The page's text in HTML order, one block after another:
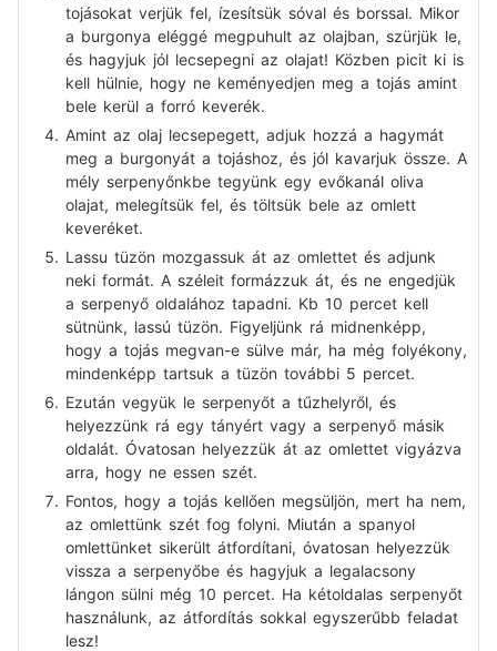
tojásokat verjük fel, ízesítsük sóval és borssal. Mikor
a burgonya eléggé megpuhult az olajban, szürjük le,
és hagyjuk jól lecsepegni az olajat! Közben picit ki is
kell hülnie, hogy ne keményedjen meg a tojás amint
bele kerül a forró keverék.
Amint az olaj lecsepegett, adjuk hozzá a hagymát
meg a burgonyát a tojáshoz, és jól kavarjuk össze. A
mély serpenyőnkbe tegyünk egy evőkanál oliva
olajat, melegítsük fel, és töltsük bele az omlett
keveréket.
Lassu tüzön mozgassuk át az omlettet és adjunk
neki formát. A széleit formázzuk át, és ne engedjük
a serpenyő oldalához tapadni. Kb 10 percet kell
sütnünk, lassú tüzön. Figyeljünk rá midnenképp,
hogy a tojás megvan-e sülve már, ha még folyékony,
mindenképp tartsuk a tüzön további 5 percet.
Ezután vegyük le serpenyőt a tűzhelyről, és
helyezzünk rá egy tányért vagy a serpenyő másik
oldalát. Óvatosan helyezzük át az omlettet vigyázva
arra, hogy ne essen szét.
Fontos, hogy a tojás kellően megsüljön, mert ha nem,
az omlettünk szét fog folyni. Miután a spanyol
omlettünket sikerült átfordítani, óvatosan helyezzük
vissza a serpenyőbe és hagyjuk a legalacsony
lángon sülni még 10 percet. Ha kétoldalas serpenyőt
használunk, az átfordítás sokkal egyszerűbb feladat
lesz!